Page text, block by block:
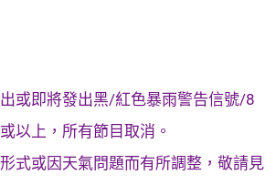
或即將發出黑/紅色暴雨警告信號/8
以上，所有節目取消。
式或因天氣問題而有所調整，敬請見